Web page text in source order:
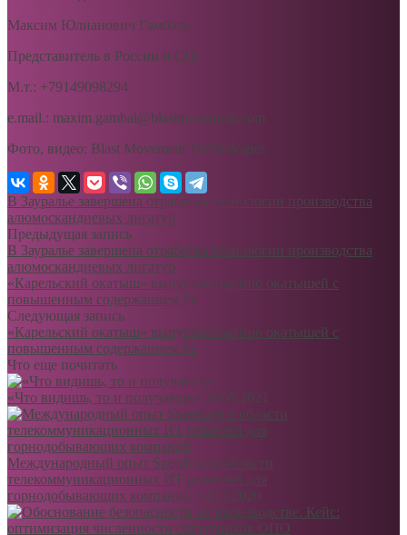
Максим Юлианович Гамбаль
Представитель в России и СНГ
М.т.: +79149098294
e.mail.: maxim.gambal@blastmovement.com
Фото, видео: Blast Movement Technologies
В Зауралье завершена отработка технологии производства
алюмоскандиевых лигатур
Предыдущая запись
В Зауралье завершена отработка технологии производства
алюмоскандиевых лигатур
«Карельский окатыш» выпустил партию окатышей с
повышенным содержанием Fe
Следующая запись
«Карельский окатыш» выпустил партию окатышей с
повышенным содержанием Fe
Что еще почитать
«Что видишь, то и получаешь» 28.05.2021
Международный опыт Speedcast в области
телекоммуникационных ИТ решений для
горнодобывающих компаний 14.12.2020